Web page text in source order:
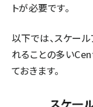
トが必要です。
以下では、スケー
れることの多い
ておきます。